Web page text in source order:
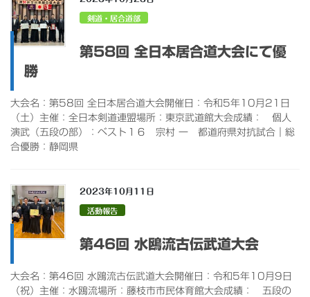
剣道・居合道部
第58回 全日本居合道大会にて優
勝
大会名：第58回 全日本居合道大会開催日：令和5年10月21日
（土）主催：全日本剣道連盟場所：東京武道館大会成績： 個人
演武（五段の部）：ベスト１６ 宗村 一 都道府県対抗試合｜総
合優勝：静岡県
2023年10月11日
活動報告
第46回 水鴎流古伝武道大会
大会名：第46回 水鴎流古伝武道大会開催日：令和5年10月9日
（祝）主催：水鴎流場所：藤枝市市民体育館大会成績： 五段の